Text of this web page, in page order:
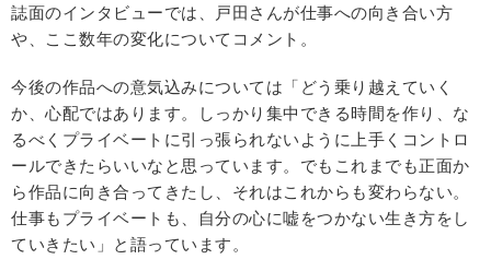
誌面のインタビューでは、戸田さんが仕事への向き合い方
や、ここ数年の変化についてコメント。
今後の作品への意気込みについては「どう乗り越えていく
か、心配ではあります。しっかり集中できる時間を作り、な
るべくプライベートに引っ張られないように上手くコントロ
ールできたらいいなと思っています。でもこれまでも正面か
ら作品に向き合ってきたし、それはこれからも変わらない。
仕事もプライベートも、自分の心に嘘をつかない生き方をし
ていきたい」と語っています。